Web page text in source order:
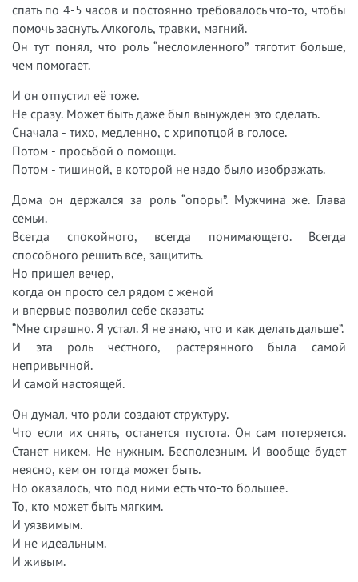
спать по 4-5 часов и постоянно требовалось что-то, чтобы
помочь заснуть. Алкоголь, травки, магний.
Он тут понял, что роль “несломленного” тяготит больше,
чем помогает.
И он отпустил её тоже.
Не сразу. Может быть даже был вынужден это сделать.
Сначала - тихо, медленно, с хрипотцой в голосе.
Потом - просьбой о помощи.
Потом - тишиной, в которой не надо было изображать.
Дома он держался за роль “опоры”. Мужчина же. Глава
семьи.
Всегда спокойного, всегда понимающего. Всегда
способного решить все, защитить.
Но пришел вечер,
когда он просто сел рядом с женой
и впервые позволил себе сказать:
“Мне страшно. Я устал. Я не знаю, что и как делать дальше”.
И эта роль честного, растерянного была самой
непривычной.
И самой настоящей.
Он думал, что роли создают структуру.
Что если их снять, останется пустота. Он сам потеряется.
Станет никем. Не нужным. Бесполезным. И вообще будет
неясно, кем он тогда может быть.
Но оказалось, что под ними есть что-то большее.
То, кто может быть мягким.
И уязвимым.
И не идеальным.
И живым.